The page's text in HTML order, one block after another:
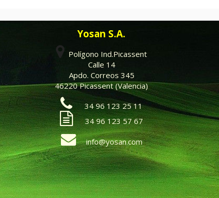
Yosan S.A.
Polígono Ind.Picassent
Calle 14
Apdo. Correos 345
46220 Picassent (Valencia)
34 96 123 25 11
34 96 123 57 67
info@yosan.com